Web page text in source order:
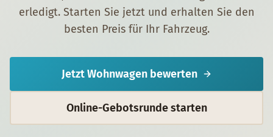
erledigt. Starten Sie jetzt und erhalten Sie den
besten Preis für Ihr Fahrzeug.
JetztWohnwagenbewerten
Online-Gebotsrunde starten